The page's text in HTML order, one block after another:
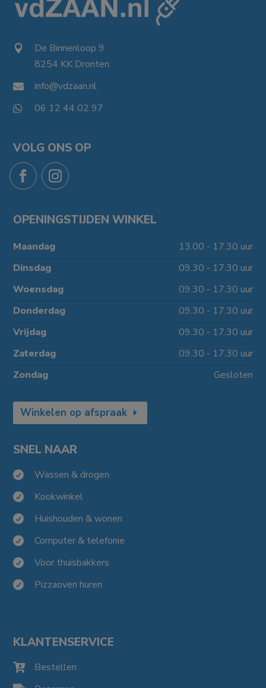
 De Binnenloop 9
8254 KK Dronten
 info@vdzaan.nl
 06 12 44 02 97
VOLG ONS OP
OPENINGSTIJDEN WINKEL
Maandag
13.00 - 17.30 uur
Dinsdag
09.30 - 17.30 uur
Woensdag
09.30 - 17.30 uur
Donderdag
09.30 - 17.30 uur
Vrijdag
09.30 - 17.30 uur
Zaterdag
09.30 - 17.30 uur
Zondag
Gesloten
Winkelen op afspraak
SNEL NAAR
 Wassen & drogen
 Kookwinkel
 Huishouden & wonen
 Computer & telefonie
 Voor thuisbakkers
 Pizzaoven huren
KLANTENSERVICE
 Bestellen